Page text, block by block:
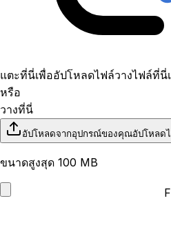
แตะที่นี่เพื่ออัปโหลดไฟล์วางไฟล์ที่
หรือ
วางที่นี่
อัปโหลดจากอุปกรณ์ของคุณอัปโหลด
ขนาดสูงสุด 100 MB